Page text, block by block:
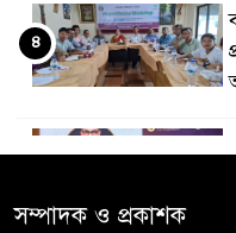
৪
সম্পাদক ও প্রকাশক